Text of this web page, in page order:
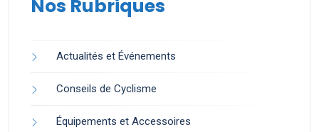
Nos Rubriques
Actualités et Événements
Conseils de Cyclisme
Équipements et Accessoires